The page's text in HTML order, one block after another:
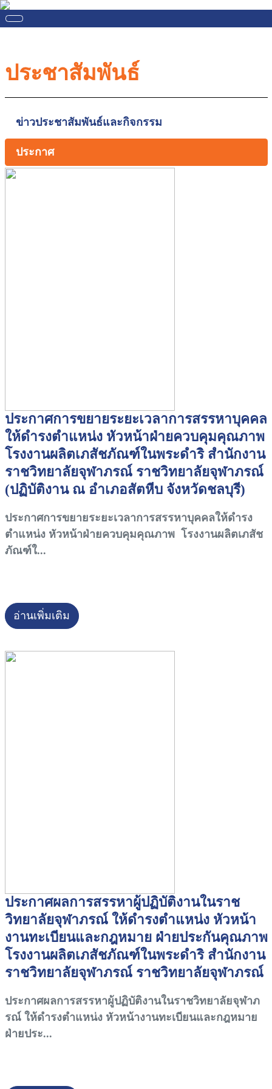
ประชาสัมพันธ์
ข่าวประชาสัมพันธ์และกิจกรรม
ประกาศ
ประกาศการขยายระยะเวลาการสรรหาบุคคล
ให้ดำรงตำแหน่ง หัวหน้าฝ่ายควบคุมคุณภาพ
โรงงานผลิตเภสัชภัณฑ์ในพระดำริ สำนักงาน
ราชวิทยาลัยจุฬาภรณ์ ราชวิทยาลัยจุฬาภรณ์
(ปฏิบัติงาน ณ อำเภอสัตหีบ จังหวัดชลบุรี)
ประกาศการขยายระยะเวลาการสรรหาบุคคลให้ดำรง
ตำแหน่ง หัวหน้าฝ่ายควบคุมคุณภาพ โรงงานผลิตเภสัช
ภัณฑ์ใ...
อ่านเพิ่มเติม
ประกาศผลการสรรหาผู้ปฏิบัติงานในราช
วิทยาลัยจุฬาภรณ์ ให้ดำรงตำแหน่ง หัวหน้า
งานทะเบียนและกฎหมาย ฝ่ายประกันคุณภาพ
โรงงานผลิตเภสัชภัณฑ์ในพระดำริ สำนักงาน
ราชวิทยาลัยจุฬาภรณ์ ราชวิทยาลัยจุฬาภรณ์
ประกาศผลการสรรหาผู้ปฏิบัติงานในราชวิทยาลัยจุฬาภ
รณ์ ให้ดำรงตำแหน่ง หัวหน้างานทะเบียนและกฎหมาย
ฝ่ายประ...